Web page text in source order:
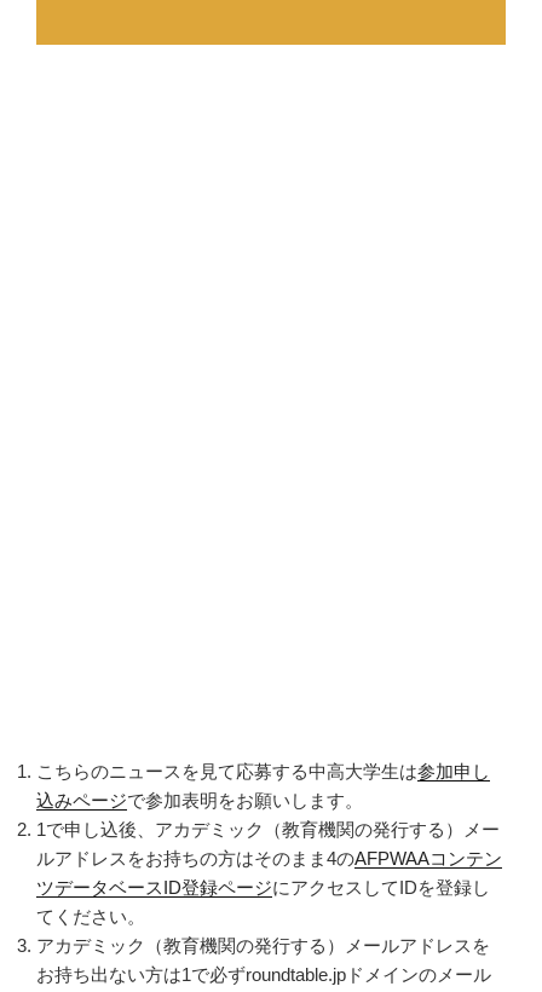
こちらのニュースを見て応募する中高大学生は参加申し
込みページで参加表明をお願いします。
1で申し込後、アカデミック（教育機関の発行する）メー
ルアドレスをお持ちの方はそのまま4のAFPWAAコンテン
ツデータベースID登録ページにアクセスしてIDを登録し
てください。
アカデミック（教育機関の発行する）メールアドレスを
お持ち出ない方は1で必ずroundtable.jpドメインのメール